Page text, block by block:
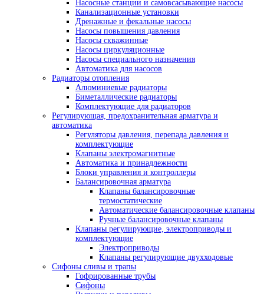
Насосные станции и самовсасывающие насосы
Канализационные установки
Дренажные и фекальные насосы
Насосы повышения давления
Насосы скважинные
Насосы циркуляционные
Насосы специального назначения
Автоматика для насосов
Радиаторы отопления
Алюминиевые радиаторы
Биметаллические радиаторы
Комплектующие для радиаторов
Регулирующая, предохранительная арматура и
автоматика
Регуляторы давления, перепада давления и
комплектующие
Клапаны электромагнитные
Автоматика и принадлежности
Блоки управления и контроллеры
Балансировочная арматура
Клапаны балансировочные
термостатические
Автоматические балансировочные клапаны
Ручные балансировочные клапаны
Клапаны регулирующие, электроприводы и
комплектующие
Электроприводы
Клапаны регулирующие двухходовые
Сифоны сливы и трапы
Гофрированные трубы
Сифоны